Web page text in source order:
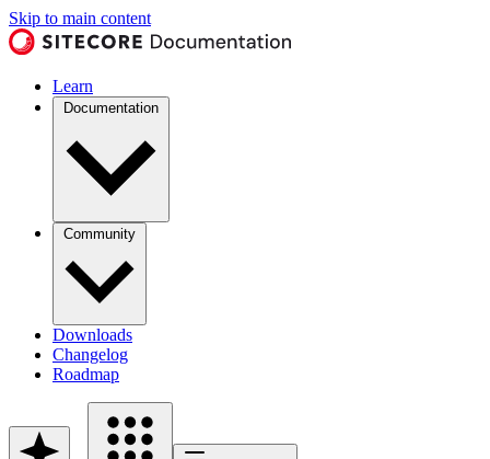
Skip to main content
Learn
Documentation
Community
Downloads
Changelog
Roadmap